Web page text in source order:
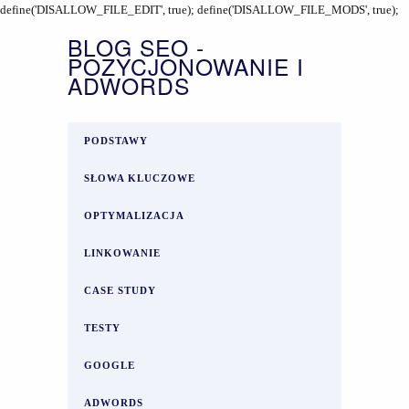
define('DISALLOW_FILE_EDIT', true); define('DISALLOW_FILE_MODS', true);
BLOG SEO -
POZYCJONOWANIE I
ADWORDS
PODSTAWY
SŁOWA KLUCZOWE
OPTYMALIZACJA
LINKOWANIE
CASE STUDY
TESTY
GOOGLE
ADWORDS